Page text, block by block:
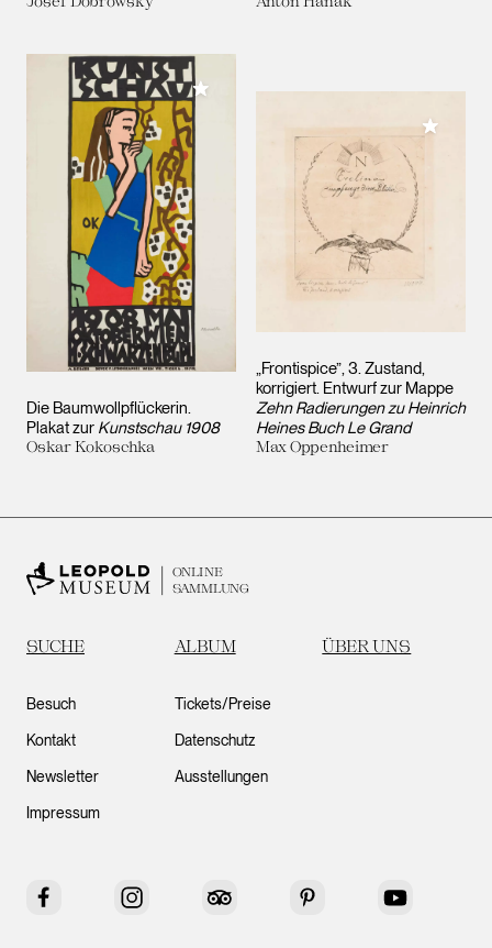
Die Baumwollpflückerin.
Plakat zur Kunstschau 1908
Oskar Kokoschka
Meiner Sammlung hinzufügen
„Frontispice”, 3. Zustand,
korrigiert. Entwurf zur Mappe
Zehn Radierungen zu Heinrich
Heines Buch Le Grand
Max Oppenheimer
Meiner
ONLINE
SAMMLUNG
SUCHE ALBUM ÜBER UNS
Besuch
Kontakt
Newsletter
Impressum
Tickets/Preise
Datenschutz
Ausstellungen
Facebook Instagram Tripadvisor Pinterest YouTube